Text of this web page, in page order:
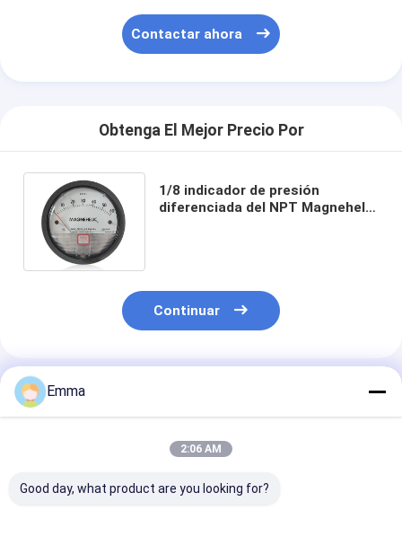
Contactar ahora
Obtenga El Mejor Precio Por
1/8 indicador de presión
diferenciada del NPT Magnehelic
Continuar
Productos Recomendados
Emma
2:06 AM
Good day, what product are you looking for?